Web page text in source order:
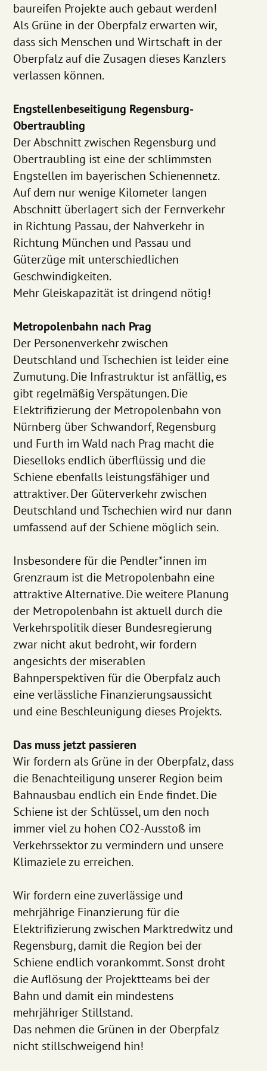
baureifen Projekte auch gebaut werden!
Als Grüne in der Oberpfalz erwarten wir,
dass sich Menschen und Wirtschaft in der
Oberpfalz auf die Zusagen dieses Kanzlers
verlassen können.
Engstellenbeseitigung Regensburg-
Obertraubling
Der Abschnitt zwischen Regensburg und
Obertraubling ist eine der schlimmsten
Engstellen im bayerischen Schienennetz.
Auf dem nur wenige Kilometer langen
Abschnitt überlagert sich der Fernverkehr
in Richtung Passau, der Nahverkehr in
Richtung München und Passau und
Güterzüge mit unterschiedlichen
Geschwindigkeiten.
Mehr Gleiskapazität ist dringend nötig!
Metropolenbahn nach Prag
Der Personenverkehr zwischen
Deutschland und Tschechien ist leider eine
Zumutung. Die Infrastruktur ist anfällig, es
gibt regelmäßig Verspätungen. Die
Elektrifizierung der Metropolenbahn von
Nürnberg über Schwandorf, Regensburg
und Furth im Wald nach Prag macht die
Dieselloks endlich überflüssig und die
Schiene ebenfalls leistungsfähiger und
attraktiver. Der Güterverkehr zwischen
Deutschland und Tschechien wird nur dann
umfassend auf der Schiene möglich sein.
Insbesondere für die Pendler*innen im
Grenzraum ist die Metropolenbahn eine
attraktive Alternative. Die weitere Planung
der Metropolenbahn ist aktuell durch die
Verkehrspolitik dieser Bundesregierung
zwar nicht akut bedroht, wir fordern
angesichts der miserablen
Bahnperspektiven für die Oberpfalz auch
eine verlässliche Finanzierungsaussicht
und eine Beschleunigung dieses Projekts.
Das muss jetzt passieren
Wir fordern als Grüne in der Oberpfalz, dass
die Benachteiligung unserer Region beim
Bahnausbau endlich ein Ende findet. Die
Schiene ist der Schlüssel, um den noch
immer viel zu hohen CO2-Ausstoß im
Verkehrssektor zu vermindern und unsere
Klimaziele zu erreichen.
Wir fordern eine zuverlässige und
mehrjährige Finanzierung für die
Elektrifizierung zwischen Marktredwitz und
Regensburg, damit die Region bei der
Schiene endlich vorankommt. Sonst droht
die Auflösung der Projektteams bei der
Bahn und damit ein mindestens
mehrjähriger Stillstand.
Das nehmen die Grünen in der Oberpfalz
nicht stillschweigend hin!